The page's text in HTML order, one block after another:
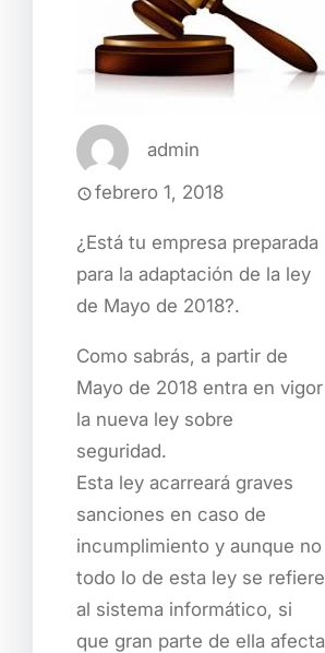
admin
febrero 1, 2018
¿Está tu empresa preparada
para la adaptación de la ley
de Mayo de 2018?.
Como sabrás, a partir de
Mayo de 2018 entra en vigor
la nueva ley sobre
seguridad.
Esta ley acarreará graves
sanciones en caso de
incumplimiento y aunque no
todo lo de esta ley se refiere
al sistema informático, si
que gran parte de ella afecta